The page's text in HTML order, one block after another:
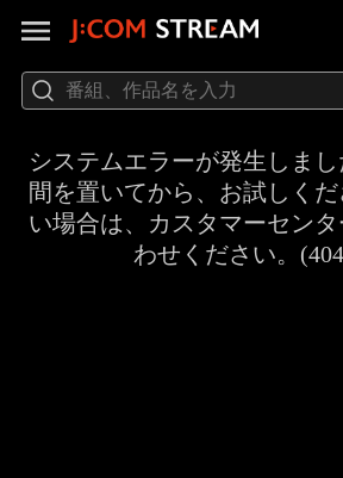
システムエラーが発生しま
間を置いてから、お試しく
い場合は、カスタマーセン
わせください。